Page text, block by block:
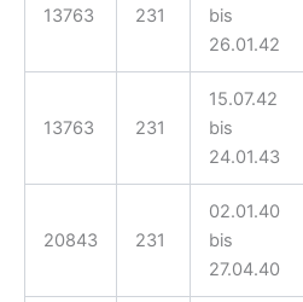
13763 231
bis
26.01.42
13763 231
15.07.42
bis
24.01.43
20843 231
02.01.40
bis
27.04.40